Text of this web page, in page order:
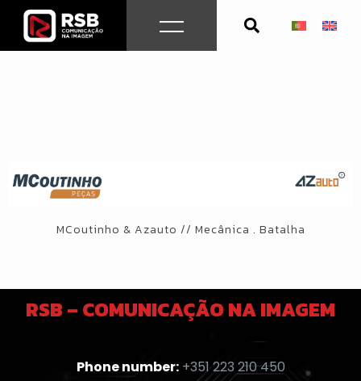
content
MCoutinho & Azauto // Mecânica . Batalha
RSB – COMUNICAÇÃO NA IMAGEM
Phone number: +351 223 210 450